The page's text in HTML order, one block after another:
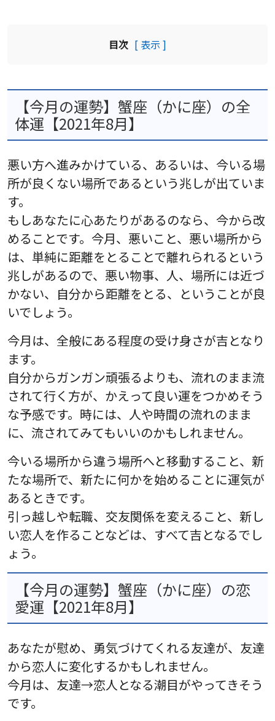
目次 [ 表示 ]
【今月の運勢】蟹座（かに座）の全
体運【2021年8月】
悪い方へ進みかけている、あるいは、今いる場
所が良くない場所であるという兆しが出ていま
す。
もしあなたに心あたりがあるのなら、今から改
めることです。今月、悪いこと、悪い場所から
は、単純に距離をとることで離れられるという
兆しがあるので、悪い物事、人、場所には近づ
かない、自分から距離をとる、ということが良
いでしょう。
今月は、全般にある程度の受け身さが吉となり
ます。
自分からガンガン頑張るよりも、流れのまま流
されて行く方が、かえって良い運をつかめそう
な予感です。時には、人や時間の流れのまま
に、流されてみてもいいのかもしれません。
今いる場所から違う場所へと移動すること、新
たな場所で、新たに何かを始めることに運気が
あるときです。
引っ越しや転職、交友関係を変えること、新し
い恋人を作ることなどは、すべて吉となるでし
ょう。
【今月の運勢】蟹座（かに座）の恋
愛運【2021年8月】
あなたが慰め、勇気づけてくれる友達が、友達
から恋人に変化するかもしれません。
今月は、友達→恋人となる潮目がやってきそう
です。